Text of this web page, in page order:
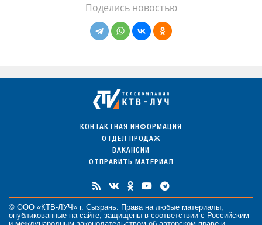
Поделись новостью
КОНТАКТНАЯ ИНФОРМАЦИЯ
ОТДЕЛ ПРОДАЖ
ВАКАНСИИ
ОТПРАВИТЬ МАТЕРИАЛ
© ООО «КТВ-ЛУЧ» г. Сызрань. Права на любые материалы
опубликованные на сайте, защищены в соответствии с Российским